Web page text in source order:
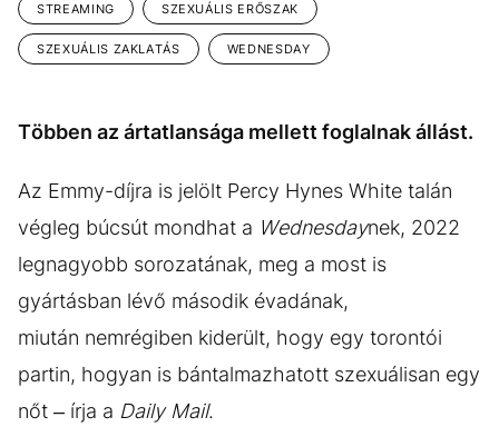
STREAMING SZEXUÁLIS ERŐSZAK
SZEXUÁLIS ZAKLATÁS WEDNESDAY
Többen az ártatlansága mellett foglalnak állást.
Az Emmy-díjra is jelölt Percy Hynes White talán
végleg búcsút mondhat a Wednesdaynek, 2022
legnagyobb sorozatának, meg a most is
gyártásban lévő második évadának,
miután nemrégiben kiderült, hogy egy torontói
partin, hogyan is bántalmazhatott szexuálisan egy
nőt – írja a Daily Mail.